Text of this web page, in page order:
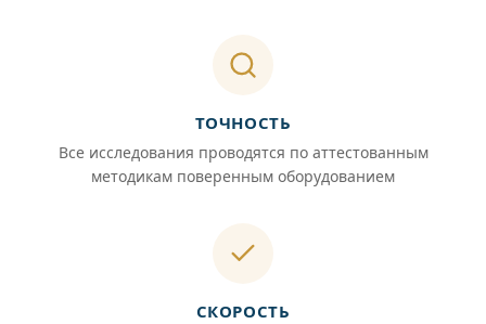
ТОЧНОСТЬ
Все исследования проводятся по аттестованным
методикам поверенным оборудованием
СКОРОСТЬ